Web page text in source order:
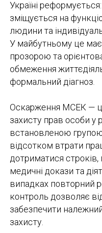
Україні
зміщується на
людини та
У майбутньому це
прозорою та
обмеження
формальний діагноз.
Оскарження МСЕК —
захисту прав особи у
встановленою групою
відсотком втрати
дотриматися строків,
медичні докази та
випадках повторний
контроль дозволяє
забезпечити
захисту.